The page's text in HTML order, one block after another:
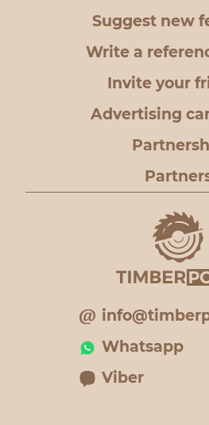
Suggest new
Write a
Invite your
Advertising
Whatsapp
Viber